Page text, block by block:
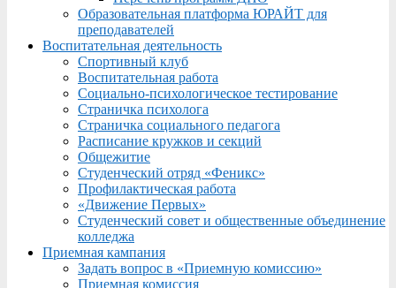
Образовательная платформа ЮРАЙТ для
преподавателей
Воспитательная деятельность
Спортивный клуб
Воспитательная работа
Социально-психологическое тестирование
Страничка психолога
Страничка социального педагога
Расписание кружков и секций
Общежитие
Студенческий отряд «Феникс»
Профилактическая работа
«Движение Первых»
Студенческий совет и общественные объединение
колледжа
Приемная кампания
Задать вопрос в «Приемную комиссию»
Приемная комиссия